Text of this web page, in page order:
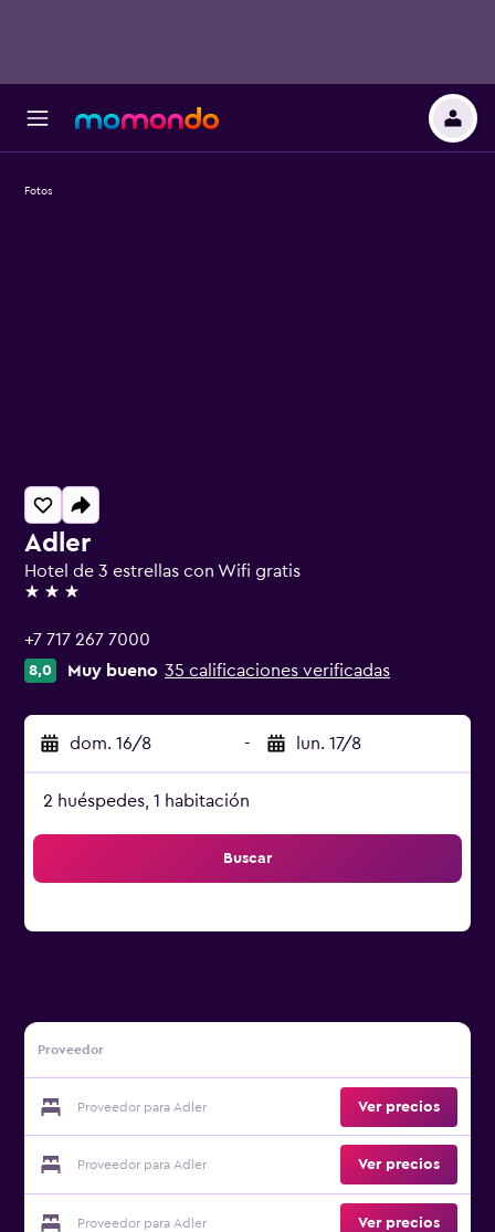
Adler
Hotel de 3 estrellas con Wifi gratis
3 estrellas
+7 717 267 7000
8,0 Muy bueno 35 calificaciones verificadas
dom. 16/8 - lun. 17/8
2 huéspedes, 1 habitación
Buscar
Proveedor
Proveedor para Adler Ver precios
Proveedor para Adler Ver precios
Proveedor para Adler Ver precios
Fotos